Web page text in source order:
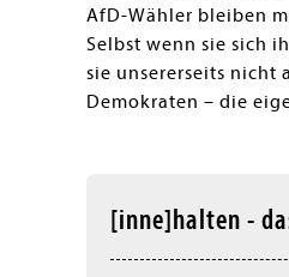
AfD-Wähler bleiben
Selbst wenn sie sich
sie unsererseits nicht
Demokraten – die
[inne]halten -